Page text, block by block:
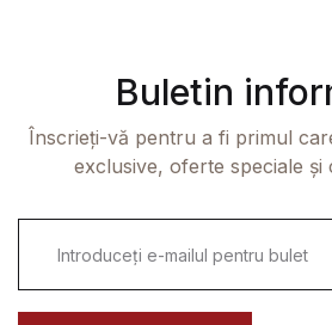
Buletin
Înscrieți-vă pentru a fi primul
exclusive, oferte speciale și
i
l